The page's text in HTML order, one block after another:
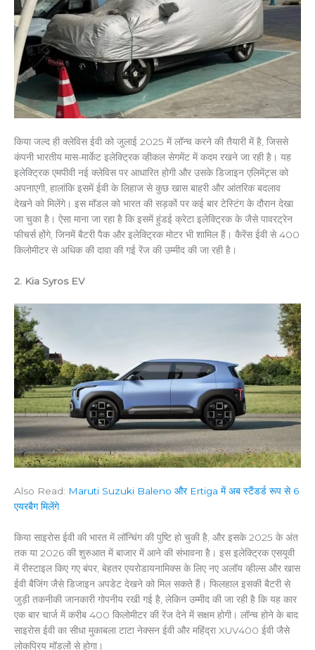
किया जल्द ही क्लेविस ईवी को जुलाई 2025 में लॉन्च करने की तैयारी में है, जिससे
कंपनी भारतीय मास-मार्केट इलेक्ट्रिक व्हीकल सेगमेंट में कदम रखने जा रही है। यह
इलेक्ट्रिक एमपीवी नई क्लेविस पर आधारित होगी और उसके डिजाइन एलिमेंट्स को
अपनाएगी, हालांकि इसमें ईवी के लिहाज से कुछ खास बाहरी और आंतरिक बदलाव
देखने को मिलेंगे। इस मॉडल को भारत की सड़कों पर कई बार टेस्टिंग के दौरान देखा
जा चुका है। ऐसा माना जा रहा है कि इसमें हुंडई क्रेटा इलेक्ट्रिक के जैसे पावरट्रेन
फीचर्स होंगे, जिनमें बैटरी पैक और इलेक्ट्रिक मोटर भी शामिल हैं। कैरेंस ईवी से 400
किलोमीटर से अधिक की दावा की गई रेंज की उम्मीद की जा रही है।
2. Kia Syros EV
Also Read: Maruti Suzuki Baleno और Ertiga में अब स्टैंडर्ड रूप से 6
एयरबैग मिलेंगे
किया साइरोस ईवी की भारत में लॉन्चिंग की पुष्टि हो चुकी है, और इसके 2025 के अंत
तक या 2026 की शुरुआत में बाजार में आने की संभावना है। इस इलेक्ट्रिक एसयूवी
में रीस्टाइल किए गए बंपर, बेहतर एयरोडायनामिक्स के लिए नए अलॉय व्हील्स और खास
ईवी बैजिंग जैसे डिजाइन अपडेट देखने को मिल सकते हैं। फिलहाल इसकी बैटरी से
जुड़ी तकनीकी जानकारी गोपनीय रखी गई है, लेकिन उम्मीद की जा रही है कि यह कार
एक बार चार्ज में करीब 400 किलोमीटर की रेंज देने में सक्षम होगी। लॉन्च होने के बाद
साइरोस ईवी का सीधा मुकाबला टाटा नेक्सन ईवी और महिंद्रा XUV400 ईवी जैसे
लोकप्रिय मॉडलों से होगा।